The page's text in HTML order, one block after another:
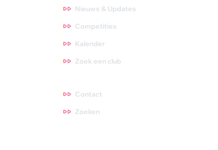
Nieuws & Updates
Competities
Kalender
Zoek een club
Contact
Zoeken